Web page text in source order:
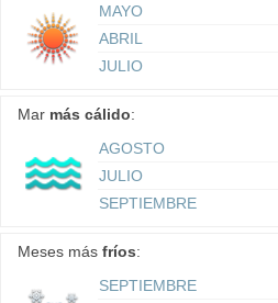
MAYO
ABRIL
JULIO
Mar más cálido:
AGOSTO
JULIO
SEPTIEMBRE
Meses más fríos:
SEPTIEMBRE